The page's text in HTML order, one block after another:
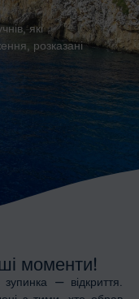
які
розказані
моменти!
— відкриття.